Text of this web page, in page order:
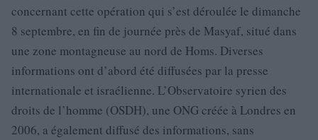
concernant cette opération qui s’est déroulée le dimanche
8 septembre, en fin de journée près de Masyaf, situé dans
une zone montagneuse au nord de Homs. Diverses
informations ont d’abord été diffusées par la presse
internationale et israélienne. L’Observatoire syrien des
droits de l’homme (OSDH), une ONG créée à Londres en
2006, a également diffusé des informations, sans